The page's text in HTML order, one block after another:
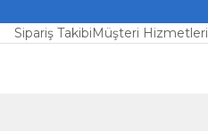
Sipariş TakibiMüşteri Hizmetleri